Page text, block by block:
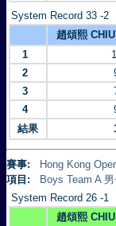
System Record 33 -2
趙頌熙
1
2
3
4
結果
賽事:
Hong Kong
項目:
Boys Team A
System Record 26 -1
趙頌熙